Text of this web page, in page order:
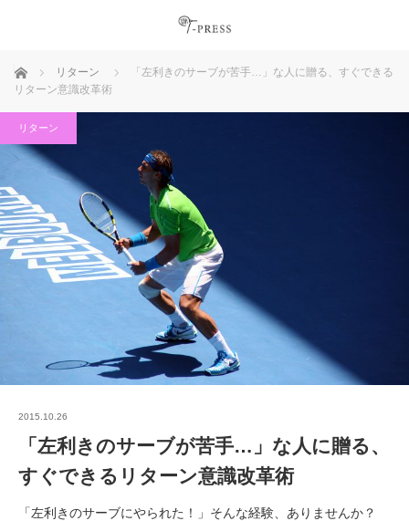
ホーム リターン
「左利きのサーブが苦手…」な人に贈る、すぐできる
リターン意識改革術
リターン
2015.10.26
「左利きのサーブが苦手…」な人に贈る、
すぐできるリターン意識改革術
「左利きのサーブにやられた！」そんな経験、ありませんか？